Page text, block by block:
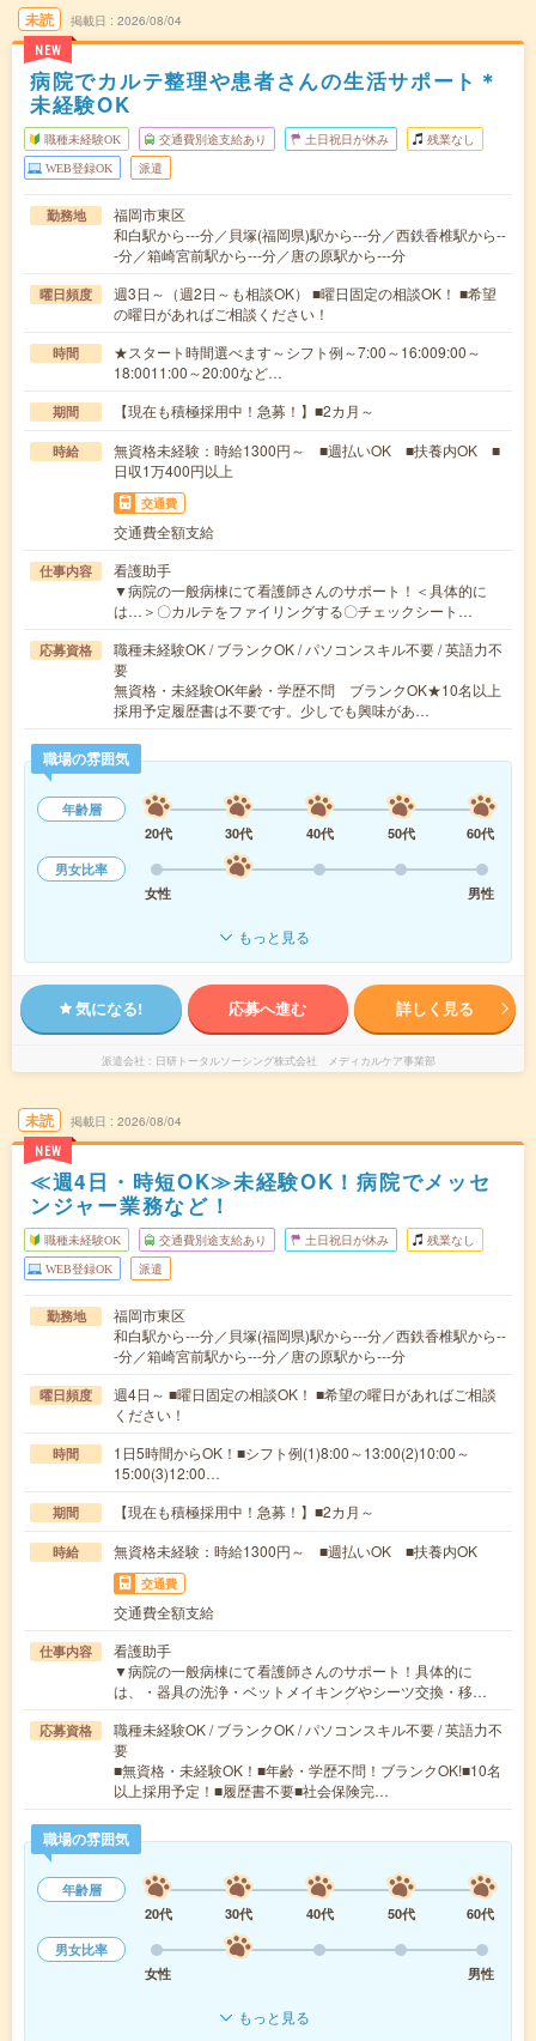
未読
NEW
掲載日 2026/08/04
病院でカルテ整理や患者さんの生活サポート＊
未経験OK
職種未経験OK 交通費別途支給あり 土日祝日が休み 残業なし
WEB登録OK 派遣
勤務地
福岡市東区
和白駅から---分／貝塚(福岡県)駅から---分／西鉄香椎駅から--
-分／箱崎宮前駅から---分／唐の原駅から---分
曜日頻度
週3日～（週2日～も相談OK） ■曜日固定の相談OK！ ■希望
の曜日があればご相談ください！
時間
★スタート時間選べます～シフト例～7:00～16:009:00～
18:0011:00～20:00など…
期間 【現在も積極採用中！急募！】■2カ月～
時給
無資格未経験：時給1300円～ ■週払いOK ■扶養内OK ■
日収1万400円以上
交通費
交通費全額支給
仕事内容
看護助手
▼病院の一般病棟にて看護師さんのサポート！＜具体的に
は…＞〇カルテをファイリングする〇チェックシート…
応募資格
職種未経験OK / ブランクOK / パソコンスキル不要 / 英語力不
要
無資格・未経験OK年齢・学歴不問 ブランクOK★10名以上
採用予定履歴書は不要です。少しでも興味があ…
職場の雰囲気
年齢層
20代
30代 40代 50代
60代
男女比率
女性
男性
もっと見る
気になる! 応募へ進む 詳しく見る
派遣会社 日研トータルソーシング株式会社 メディカルケア事業部
未読
NEW
掲載日 2026/08/04
≪週4日・時短OK≫未経験OK！病院でメッセ
ンジャー業務など！
職種未経験OK 交通費別途支給あり 土日祝日が休み 残業なし
WEB登録OK 派遣
勤務地
福岡市東区
和白駅から---分／貝塚(福岡県)駅から---分／西鉄香椎駅から--
-分／箱崎宮前駅から---分／唐の原駅から---分
曜日頻度
週4日～ ■曜日固定の相談OK！ ■希望の曜日があればご相談
ください！
時間
1日5時間からOK！■シフト例(1)8:00～13:00(2)10:00～
15:00(3)12:00…
期間 【現在も積極採用中！急募！】■2カ月～
時給 無資格未経験：時給1300円～ ■週払いOK ■扶養内OK
交通費
交通費全額支給
仕事内容
看護助手
▼病院の一般病棟にて看護師さんのサポート！具体的に
は、・器具の洗浄・ベットメイキングやシーツ交換・移…
応募資格
職種未経験OK / ブランクOK / パソコンスキル不要 / 英語力不
要
■無資格・未経験OK！■年齢・学歴不問！ブランクOK!■10名
以上採用予定！■履歴書不要■社会保険完…
職場の雰囲気
年齢層
20代
30代 40代 50代
60代
男女比率
女性
男性
もっと見る